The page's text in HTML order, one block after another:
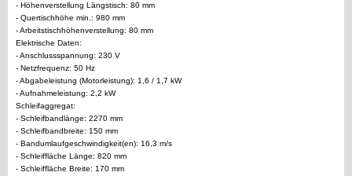
- Höhenverstellung Längstisch: 80 mm
- Quertischhöhe min.: 980 mm
- Arbeitstischhöhenverstellung: 80 mm
Elektrische Daten:
- Anschlussspannung: 230 V
- Netzfrequenz: 50 Hz
- Abgabeleistung (Motorleistung): 1,6 / 1,7 kW
- Aufnahmeleistung: 2,2 kW
Schleifaggregat:
- Schleifbandlänge: 2270 mm
- Schleifbandbreite: 150 mm
- Bandumlaufgeschwindigkeit(en): 16,3 m/s
- Schleiffläche Länge: 820 mm
- Schleiffläche Breite: 170 mm